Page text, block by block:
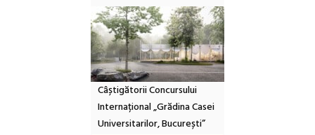
Câștigătorii Concursului
Internațional „Grădina Casei
Universitarilor, București”